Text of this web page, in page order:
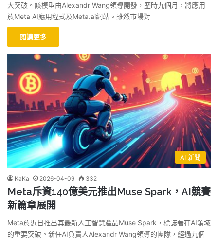
大突破。該模型由Alexandr Wang領導開發，歷時九個月，將應用
於Meta AI應用程式及Meta.ai網站。雖然市場對
閱讀更多
AI 新聞
KaKa 2026-04-09 332
Meta斥資140億美元推出Muse Spark，AI競賽
新篇章展開
Meta於近日推出其最新人工智慧產品Muse Spark，標誌著在AI領域
的重要突破。新任AI負責人Alexandr Wang領導的團隊，經過九個